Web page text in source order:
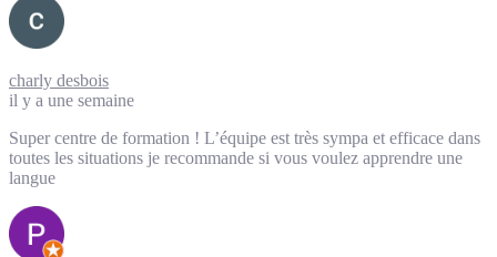
charly desbois
il y a une semaine
Super centre de formation ! L’équipe est très sympa et efficace dans
toutes les situations je recommande si vous voulez apprendre une
langue